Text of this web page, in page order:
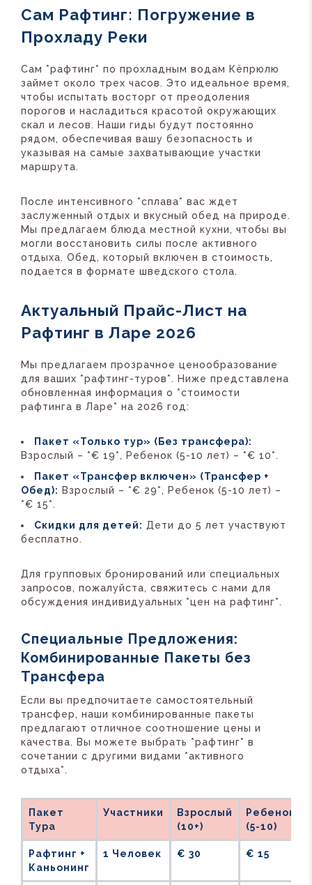
Сам Рафтинг: Погружение в
Прохладу Реки
Сам *рафтинг* по прохладным водам Кёпрюлю
займет около трех часов. Это идеальное время,
чтобы испытать восторг от преодоления
порогов и насладиться красотой окружающих
скал и лесов. Наши гиды будут постоянно
рядом, обеспечивая вашу безопасность и
указывая на самые захватывающие участки
маршрута.
После интенсивного *сплава* вас ждет
заслуженный отдых и вкусный обед на природе.
Мы предлагаем блюда местной кухни, чтобы вы
могли восстановить силы после активного
отдыха. Обед, который включен в стоимость,
подается в формате шведского стола.
Актуальный Прайс-Лист на
Рафтинг в Ларе 2026
Мы предлагаем прозрачное ценообразование
для ваших *рафтинг-туров*. Ниже представлена
обновленная информация о *стоимости
рафтинга в Ларе* на 2026 год:
Пакет «Только тур» (Без трансфера):
Взрослый – *€ 19*, Ребенок (5-10 лет) – *€ 10*.
Пакет «Трансфер включен» (Трансфер +
Обед): Взрослый – *€ 29*, Ребенок (5-10 лет) –
*€ 15*.
Скидки для детей: Дети до 5 лет участвуют
бесплатно.
Для групповых бронирований или специальных
запросов, пожалуйста, свяжитесь с нами для
обсуждения индивидуальных *цен на рафтинг*.
Специальные Предложения:
Комбинированные Пакеты без
Трансфера
Если вы предпочитаете самостоятельный
трансфер, наши комбинированные пакеты
предлагают отличное соотношение цены и
качества. Вы можете выбрать *рафтинг* в
сочетании с другими видами *активного
отдыха*.
Пакет
Тура
Участники
Взрослый
(10+)
Ребенок
(5-10)
Рафтинг +
Каньонинг
1 Человек € 30 € 15